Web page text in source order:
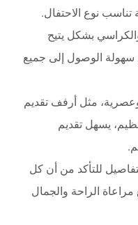
تناسب نوع الاحتفال.
بشكل يتيح
الوصول إلى جميع
مثل أرفف تقديم
يسهل تقديم
للتأكد من أن كل
الراحة والجمال